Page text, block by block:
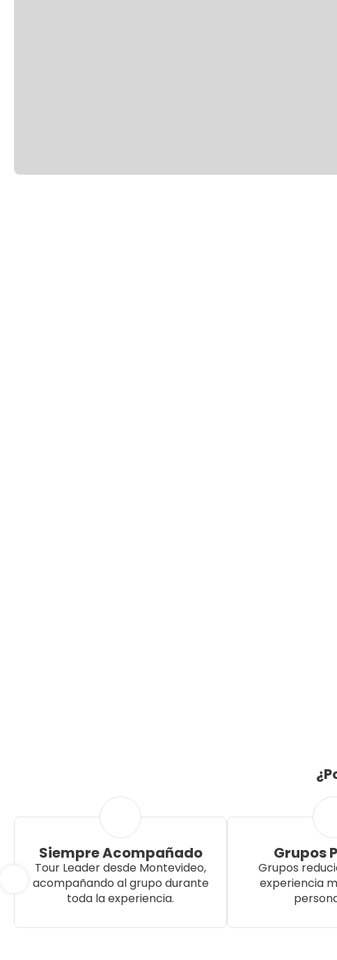
Siempre Acompañado
Tour Leader desde Montevideo,
acompañando al grupo durante
toda la experiencia.
Grupos
Grupos
experiencia